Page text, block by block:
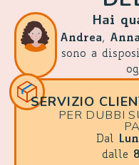
Hai
Andrea, Anna
sono a
SERVIZIO
PER DUBBI
Dal
dalle